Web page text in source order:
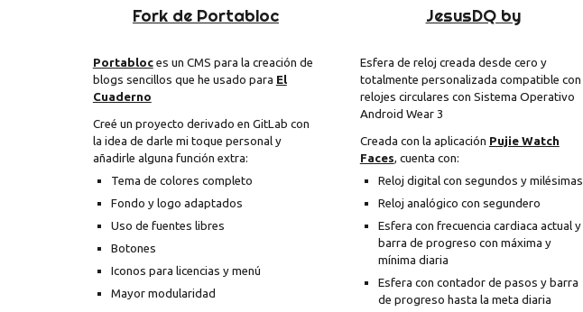
Fork de Portabloc
Portabloces un CMS para la creación de
blogs sencillos que he usado para El
Cuaderno
Creé un proyecto derivado en GitLab con
la idea de darle mi toque personal y
añadirle alguna función extra:
Tema de colores completo
Fondo y logo adaptados
Uso de fuentes libres
Botones
Iconos para licencias y menú
Mayor modularidad
JesusDQ by
Esfera de reloj creada desde cero y
totalmente personalizada compatible con
relojes circulares con Sistema Operativo
Android Wear 3
Creada con la aplicación Pujie Watch
Faces, cuenta con:
Reloj digital con segundos y milésimas
Reloj analógico con segundero
Esfera con frecuencia cardiaca actual y
barra de progreso con máxima y
mínima diaria
Esfera con contador de pasos y barra
de progreso hasta la meta diaria